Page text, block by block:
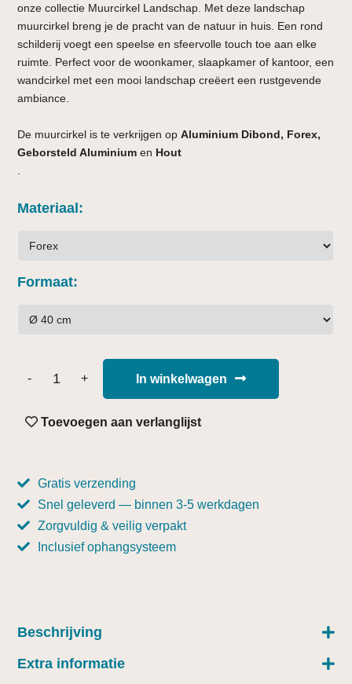
onze collectie Muurcirkel Landschap. Met deze landschap
muurcirkel breng je de pracht van de natuur in huis. Een rond
schilderij voegt een speelse en sfeervolle touch toe aan elke
ruimte. Perfect voor de woonkamer, slaapkamer of kantoor, een
wandcirkel met een mooi landschap creëert een rustgevende
ambiance.
De muurcirkel is te verkrijgen opAluminium Dibond, Forex,
Geborsteld Aluminium en Hout
Materiaal
Formaat
In winkelwagen
Toevoegen aan verlanglijst
Gratis verzending
Snel geleverd — binnen 3-5 werkdagen
Zorgvuldig & veilig verpakt
Inclusief ophangsysteem
Beschrijving
Extra informatie